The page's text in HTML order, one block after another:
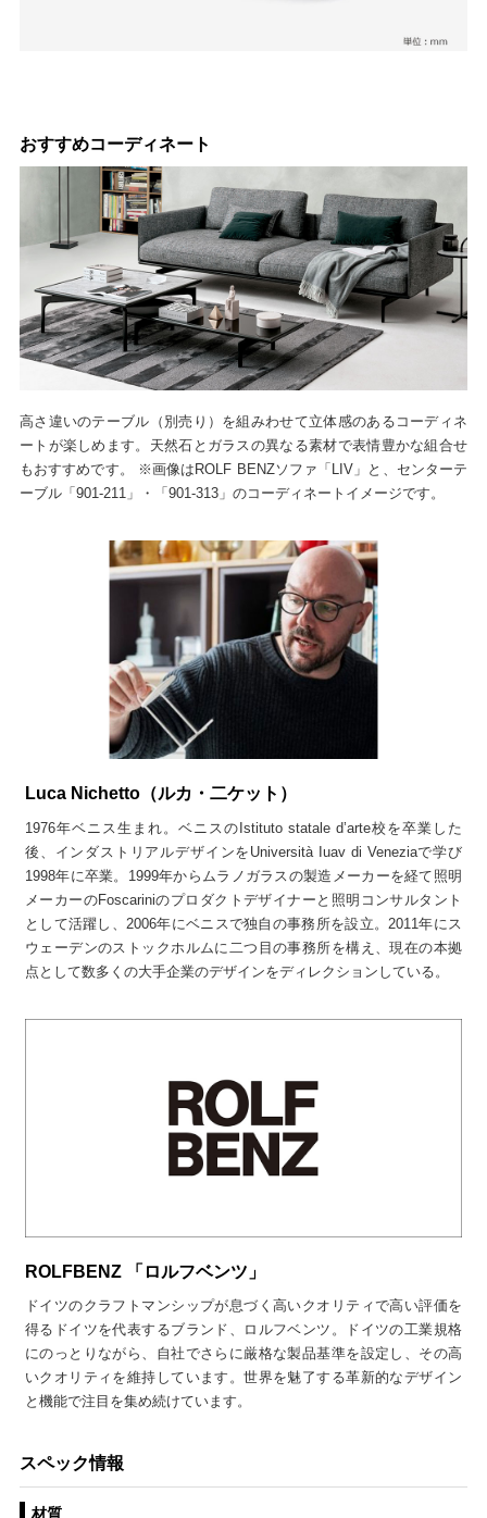
おすすめコーディネート
高さ違いのテーブル（別売り）を組みわせて立体感のあるコーディネ
ートが楽しめます。天然石とガラスの異なる素材で表情豊かな組合せ
もおすすめです。 ※画像はROLF BENZソファ「LIV」と、センターテ
ーブル「901-211」・「901-313」のコーディネートイメージです。
Luca Nichetto（ルカ・二ケット）
1976年ベニス生まれ。ベニスのIstituto statale d’arte校を卒業した
後、インダストリアルデザインをUniversità Iuav di Veneziaで学び
1998年に卒業。1999年からムラノガラスの製造メーカーを経て照明
メーカーのFoscariniのプロダクトデザイナーと照明コンサルタント
として活躍し、2006年にベニスで独自の事務所を設立。2011年にス
ウェーデンのストックホルムに二つ目の事務所を構え、現在の本拠
点として数多くの大手企業のデザインをディレクションしている。
ROLFBENZ 「ロルフベンツ」
ドイツのクラフトマンシップが息づく高いクオリティで高い評価を
得るドイツを代表するブランド、ロルフベンツ。ドイツの工業規格
にのっとりながら、自社でさらに厳格な製品基準を設定し、その高
いクオリティを維持しています。世界を魅了する革新的なデザイン
と機能で注目を集め続けています。
スペック情報
材質